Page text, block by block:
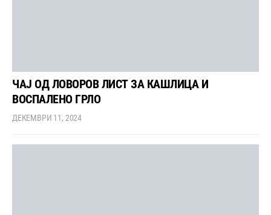
ЧАЈ ОД ЛОВОРОВ ЛИСТ ЗА КАШЛИЦА И
ВОСПАЛЕНО ГРЛО
ДЕКЕМВРИ 11, 2024